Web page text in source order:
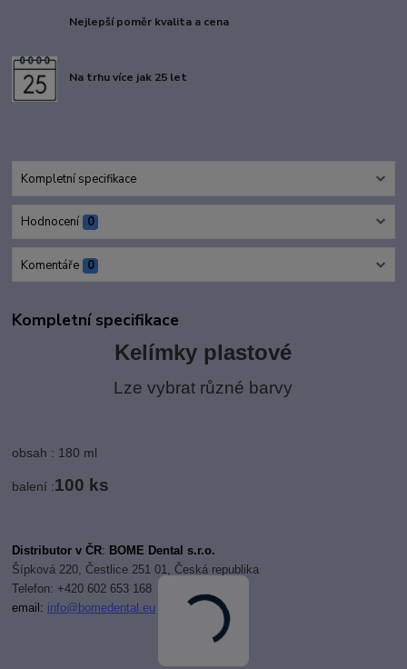
Nejlepší poměr kvalita a cena
Na trhu více jak 25 let
Kompletní specifikace
Hodnocení 0
Komentáře 0
Kompletní specifikace
Kelímky plastové
Lze vybrat různé barvy
obsah : 180 ml
balení :100 ks
Distributor v ČR: BOME Dental s.r.o.
Šípková 220, Čestlice 251 01, Česká republika
Telefon: +420 602 653 168
email: info@bomedental.eu